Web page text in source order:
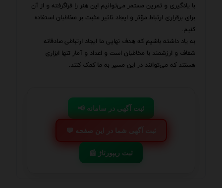
با یادگیری و تمرین مستمر می‌توانیم این هنر را فراگرفته و از آن
برای برقراری ارتباط مؤثر و ایجاد تاثیر مثبت بر مخاطبان استفاده
کنیم.
به یاد داشته باشیم که هدف نهایی ما ایجاد ارتباطی صادقانه
شفاف و ارزشمند با مخاطبان است و اعداد و آمار تنها ابزاری
هستند که می‌توانند در این مسیر به ما کمک کنند.
📢 ثبت آگهی در سامانه
💬 ثبت آگهی شما در این صفحه
📰 ثبت ریپورتاژ